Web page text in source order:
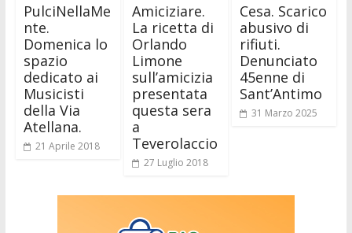
PulciNellaMe
nte.
Domenica lo
spazio
dedicato ai
Musicisti
della Via
Atellana.
21 Aprile 2018
Amiciziare.
La ricetta di
Orlando
Limone
sull’amicizia
presentata
questa sera
a
Teverolaccio
27 Luglio 2018
Cesa. Scarico
abusivo di
rifiuti.
Denunciato
45enne di
Sant’Antimo
31 Marzo 2025